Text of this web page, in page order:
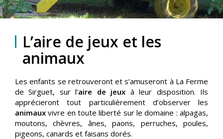
L’aire de jeux et les
animaux
Les enfants se retrouveront et s’amuseront à La Ferme
de Sirguet, sur l’aire de jeux à leur disposition. Ils
apprécieront tout particulièrement d’observer les
animauxvivre en toute liberté sur le domaine : alpagas,
moutons, chèvres, ânes, paons, perruches, poules,
pigeons, canards et faisans dorés.